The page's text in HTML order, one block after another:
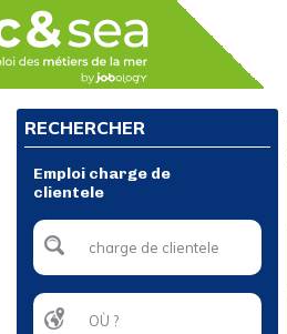
RECHERCHER
Emploi charge de
clientele